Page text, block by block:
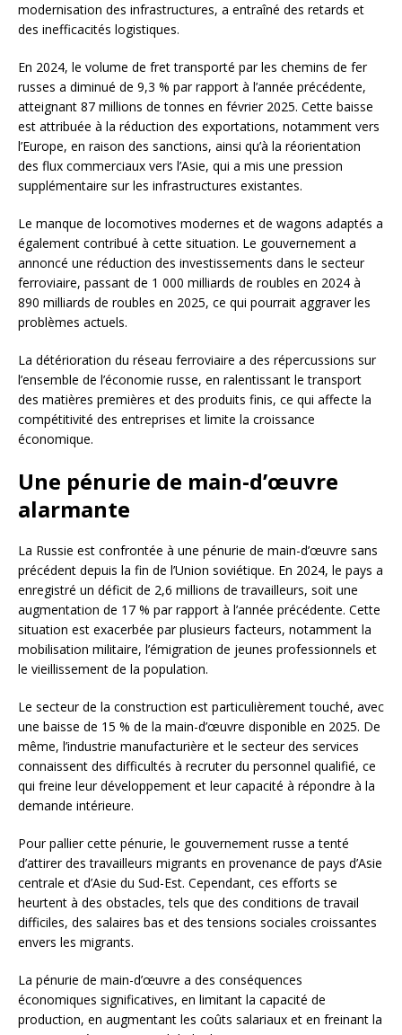
modernisation des infrastructures, a entraîné des retards et
des inefficacités logistiques.
En 2024, le volume de fret transporté par les chemins de fer
russes a diminué de 9,3 % par rapport à l’année précédente,
atteignant 87 millions de tonnes en février 2025. Cette baisse
est attribuée à la réduction des exportations, notamment vers
l’Europe, en raison des sanctions, ainsi qu’à la réorientation
des flux commerciaux vers l’Asie, qui a mis une pression
supplémentaire sur les infrastructures existantes.
Le manque de locomotives modernes et de wagons adaptés a
également contribué à cette situation. Le gouvernement a
annoncé une réduction des investissements dans le secteur
ferroviaire, passant de 1 000 milliards de roubles en 2024 à
890 milliards de roubles en 2025, ce qui pourrait aggraver les
problèmes actuels.
La détérioration du réseau ferroviaire a des répercussions sur
l’ensemble de l’économie russe, en ralentissant le transport
des matières premières et des produits finis, ce qui affecte la
compétitivité des entreprises et limite la croissance
économique.
Une pénurie de main-d’œuvre
alarmante
La Russie est confrontée à une pénurie de main-d’œuvre sans
précédent depuis la fin de l’Union soviétique. En 2024, le pays a
enregistré un déficit de 2,6 millions de travailleurs, soit une
augmentation de 17 % par rapport à l’année précédente. Cette
situation est exacerbée par plusieurs facteurs, notamment la
mobilisation militaire, l’émigration de jeunes professionnels et
le vieillissement de la population.
Le secteur de la construction est particulièrement touché, avec
une baisse de 15 % de la main-d’œuvre disponible en 2025. De
même, l’industrie manufacturière et le secteur des services
connaissent des difficultés à recruter du personnel qualifié, ce
qui freine leur développement et leur capacité à répondre à la
demande intérieure.
Pour pallier cette pénurie, le gouvernement russe a tenté
d’attirer des travailleurs migrants en provenance de pays d’Asie
centrale et d’Asie du Sud-Est. Cependant, ces efforts se
heurtent à des obstacles, tels que des conditions de travail
difficiles, des salaires bas et des tensions sociales croissantes
envers les migrants.
La pénurie de main-d’œuvre a des conséquences
économiques significatives, en limitant la capacité de
production, en augmentant les coûts salariaux et en freinant la